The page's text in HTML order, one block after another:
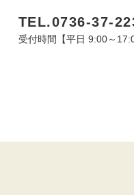
TEL.0736-37-
受付時間【平日 9:00～